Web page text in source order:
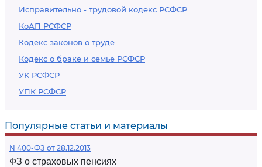
Исправительно - трудовой кодекс РСФСР
КоАП РСФСР
Кодекс законов о труде
Кодекс о браке и семье РСФСР
УК РСФСР
УПК РСФСР
Популярные статьи и материалы
N 400-ФЗ от 28.12.2013
ФЗ о страховых пенсиях